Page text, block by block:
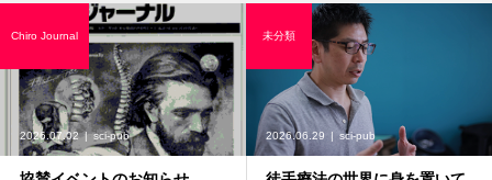
2026.07.02 sci-pub
Chiro Journal
2026.06.29 sci-pub
未分類